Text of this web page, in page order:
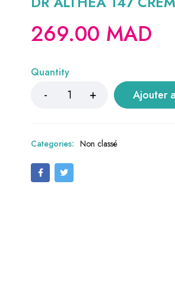
269.00 MAD
Quantity
Ajouter
Categories: Non classé